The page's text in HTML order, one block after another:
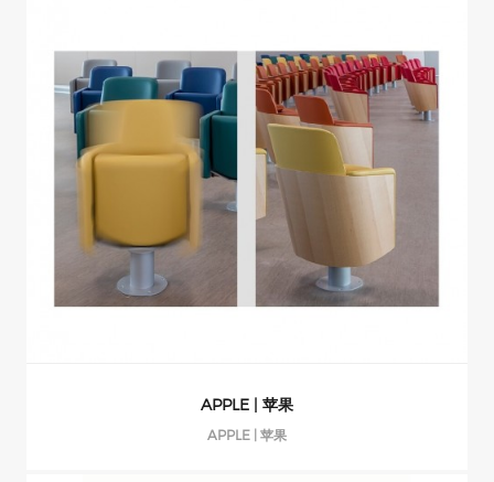
APPLE | 苹果
APPLE | 苹果